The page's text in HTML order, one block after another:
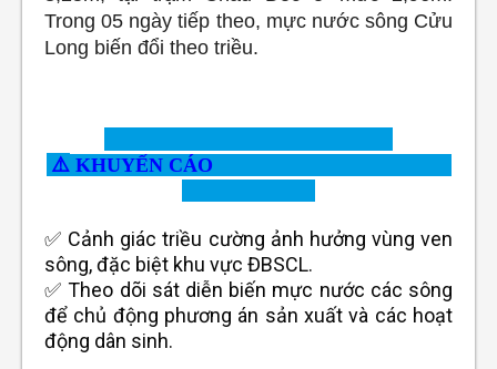
Trong 05 ngày tiếp theo, mực nước sông Cửu
Long biến đổi theo triều.
⚠️ KHUYẾN CÁO
✅ Cảnh giác triều cường ảnh hưởng vùng ven
sông, đặc biệt khu vực ĐBSCL.
✅ Theo dõi sát diễn biến mực nước các sông
để chủ động phương án sản xuất và các hoạt
động dân sinh.